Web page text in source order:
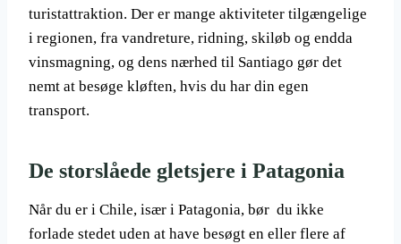
turistattraktion. Der er mange aktiviteter tilgængelige
i regionen, fra vandreture, ridning, skiløb og endda
vinsmagning, og dens nærhed til Santiago gør det
nemt at besøge kløften, hvis du har din egen
transport.
De storslåede gletsjere i Patagonia
Når du er i Chile, især i Patagonia, bør du ikke
forlade stedet uden at have besøgt en eller flere af